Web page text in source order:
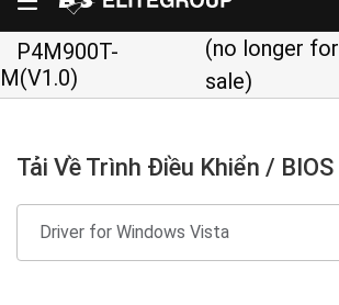
P4M900T-
M(V1.0)
(no longer for
sale)
Tải Về Trình Điều Khiển / BIOS